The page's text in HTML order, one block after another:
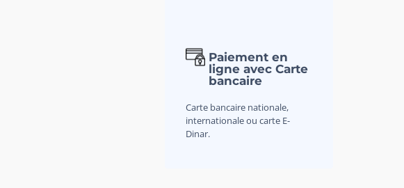
Paiement en
ligne avec Carte
bancaire
Carte bancaire nationale,
internationale ou carte E-
Dinar.